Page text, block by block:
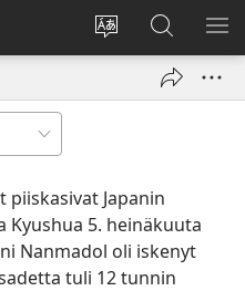
Vaihda
sivuston
Kirjaudu
(avaa
Hae
JW.ORG-
sivustolta
Japanin
5. heinäkuuta
Nanmadol oli iskenyt
tuli 12 tunnin